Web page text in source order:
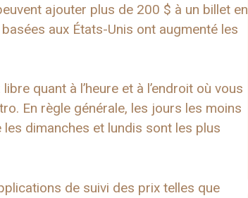
ajouter plus de 200 $ à un billet en
aux États-Unis ont augmenté les
quant à l’heure et à l’endroit où vous
En règle générale, les jours les moins
dimanches et lundis sont les plus
de suivi des prix telles que